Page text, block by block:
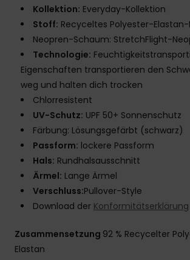
Kollektion: Everyday-Kollektion
Stoff: Recyceltes Polyester-
Neopren-Schaum: StretchFlight-
Technologie:
Eigenschaften transportieren den
weg und halten dich trocken
Chlorresistent
UV-Schutz: UPF 50+ Sonnenschutz
Färbung: Lösungsgefärbt (schwarz)
Passform: lockere Passform
Hals: Rundhalsausschnitt
Ärmel: Lange Ärmel
Verschluss:Pullover-Style
Download der Konformitätserklärung
Zusammensetzung 92 % Recycelter
Elastan